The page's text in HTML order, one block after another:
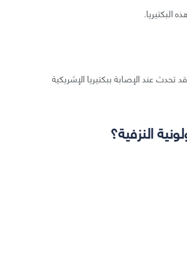
البكتيريا.
عند الإصابة ببكتيريا الإشريكية
النزفية؟